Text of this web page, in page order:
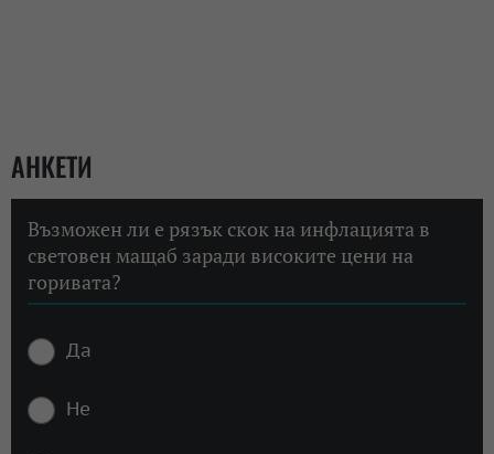
АНКЕТИ
Възможен ли е рязък скок на инфлацията в
световен мащаб заради високите цени на
горивата?
Да
Не